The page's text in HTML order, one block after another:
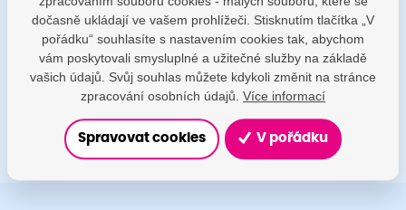
porodnice@nemocnicenachod.cz
+420 491 601 745
dočasně ukládají ve vašem prohlížeči. Stisknutím tlačítka „V
pořádku“ souhlasíte s nastavením cookies tak, abychom
vám poskytovali smysluplné a užitečné služby na základě
vašich údajů. Svůj souhlas můžete kdykoli změnit na stránce
zpracování osobních údajů. Více informací
Spravovat cookies V pořádku